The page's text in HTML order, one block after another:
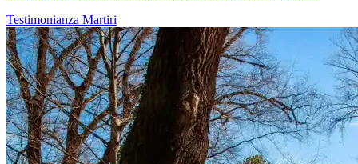
Testimonianza Martiri